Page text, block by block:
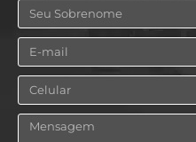
Sobrenome
Email
Celular
Mensagem